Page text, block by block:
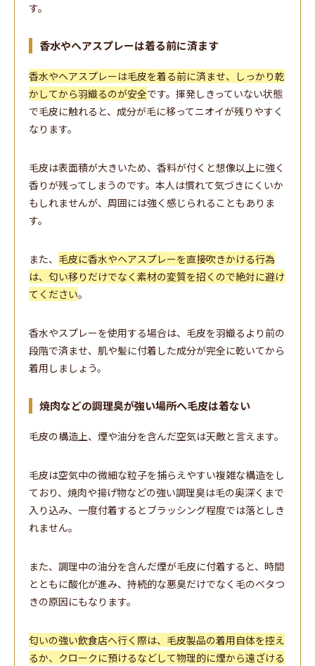
す。
香水やヘアスプレーは着る前に済ます
香水やヘアスプレーは毛皮を着る前に済ませ、しっかり乾
かしてから羽織るのが安全です。揮発しきっていない状態
で毛皮に触れると、成分が毛に移ってニオイが残りやすく
なります。
毛皮は表面積が大きいため、香料が付くと想像以上に強く
香りが残ってしまうのです。本人は慣れて気づきにくいか
もしれませんが、周囲には強く感じられることもありま
す。
また、 毛皮に香水やヘアスプレーを直接吹きかける行為
は、匂い移りだけでなく素材の変質を招くので絶対に避け
てください。
香水やスプレーを使用する場合は、毛皮を羽織るより前の
段階で済ませ、肌や髪に付着した成分が完全に乾いてから
着用しましょう。
焼肉などの調理臭が強い場所へ毛皮は着ない
毛皮の構造上、煙や油分を含んだ空気は天敵と言えます。
毛皮は空気中の微細な粒子を捕らえやすい複雑な構造をし
ており、焼肉や揚げ物などの強い調理臭は毛の奥深くまで
入り込み、一度付着するとブラッシング程度では落としき
れません。
また、調理中の油分を含んだ煙が毛皮に付着すると、時間
とともに酸化が進み、持続的な悪臭だけでなく毛のベタつ
きの原因にもなります。
匂いの強い飲食店へ行く際は、毛皮製品の着用自体を控え
るか、クロークに預けるなどして物理的に煙から遠ざける